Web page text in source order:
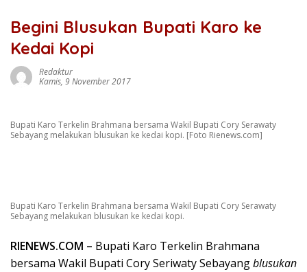
Begini Blusukan Bupati Karo ke
Kedai Kopi
Redaktur
Kamis, 9 November 2017
Bupati Karo Terkelin Brahmana bersama Wakil Bupati Cory Serawaty
Sebayang melakukan blusukan ke kedai kopi. [Foto Rienews.com]
Bupati Karo Terkelin Brahmana bersama Wakil Bupati Cory Serawaty
Sebayang melakukan blusukan ke kedai kopi.
RIENEWS.COM – Bupati Karo Terkelin Brahmana
bersama Wakil Bupati Cory Seriwaty Sebayangblusukan